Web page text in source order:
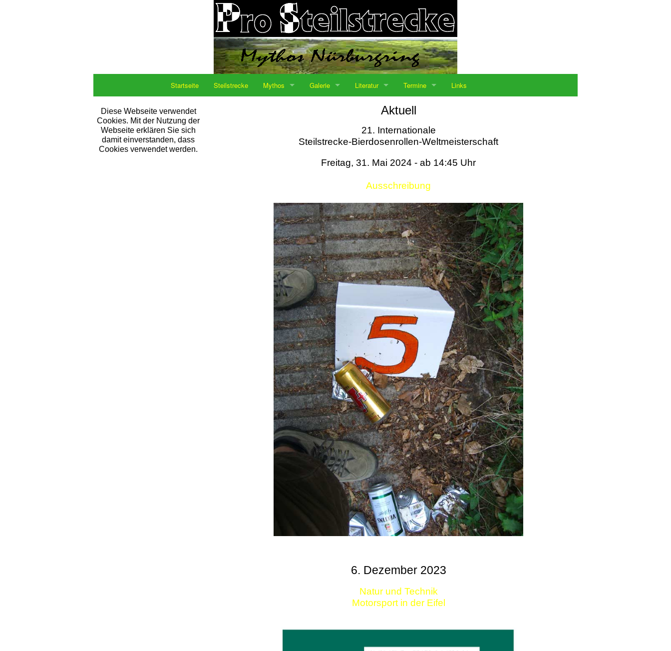
Startseite Steilstrecke Mythos Galerie Literatur Termine Links
Diese Webseite verwendet
Cookies. Mit der Nutzung der
Webseite erklären Sie sich
damit einverstanden, dass
Cookies verwendet werden.
Aktuell
21. Internationale
Steilstrecke-Bierdosenrollen-Weltmeisterschaft
Freitag, 31. Mai 2024 - ab 14:45 Uhr
Ausschreibung
6. Dezember 2023
Natur und Technik
Motorsport in der Eifel